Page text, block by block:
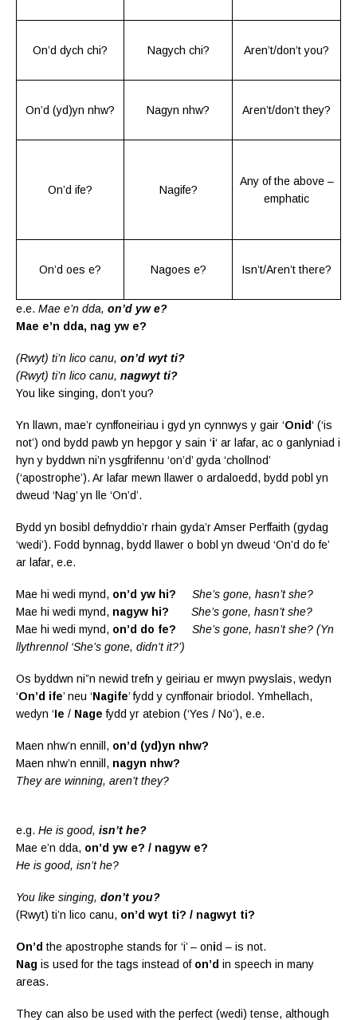
On’d dych chi? Nagych chi? Aren’t/don’t you?
On’d (yd)yn nhw? Nagyn nhw? Aren’t/don’t they?
On’d ife? Nagife?
Any of the above –
emphatic
On’d oes e? Nagoes e? Isn’t/Aren’t there?
e.e. Mae e’n dda, on’d yw e?
Mae e’n dda, nag yw e?
(Rwyt) ti’n lico canu, on’d wyt ti?
(Rwyt) ti’n lico canu, nagwyt ti?
You like singing, don’t you?
Yn llawn, mae’r cynffoneiriau i gyd yn cynnwys y gair ‘Onid‘ (‘is
not’) ond bydd pawb yn hepgor y sain ‘i‘ ar lafar, ac o ganlyniad i
hyn y byddwn ni’n ysgfrifennu ‘on’d’ gyda ‘chollnod’
(‘apostrophe’). Ar lafar mewn llawer o ardaloedd, bydd pobl yn
dweud ‘Nag’ yn lle ‘On’d’.
Bydd yn bosibl defnyddio’r rhain gyda’r Amser Perffaith (gydag
‘wedi’). Fodd bynnag, bydd llawer o bobl yn dweud ‘On’d do fe’
ar lafar, e.e.
Mae hi wedi mynd, on’d yw hi?
She’s gone, hasn’t she?
Mae hi wedi mynd, nagyw hi?
She’s gone, hasn’t she?
Mae hi wedi mynd, on’d do fe?
She’s gone, hasn’t she? (Yn
llythrennol ‘She’s gone, didn’t it?’)
Os byddwn ni”n newid trefn y geiriau er mwyn pwyslais, wedyn
‘On’d ife’ neu ‘Nagife’ fydd y cynffonair briodol. Ymhellach,
wedyn ‘Ie / Nage fydd yr atebion (‘Yes / No’), e.e.
Maen nhw’n ennill, on’d (yd)yn nhw?
Maen nhw’n ennill, nagyn nhw?
They are winning, aren’t they?
e.g. He is good, isn’t he?
Mae e’n dda, on’d yw e? / nagyw e?
He is good, isn’t he?
You like singing, don’t you?
(Rwyt) ti’n lico canu, on’d wyt ti? / nagwyt ti?
On’d the apostrophe stands for ‘i’ – onid – is not.
Nag is used for the tags instead of on’d in speech in many
areas.
They can also be used with the perfect (wedi) tense, although